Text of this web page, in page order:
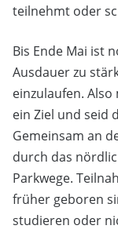
teilnehmt oder
Bis Ende Mai ist
Ausdauer zu
einzulaufen.
ein Ziel und seid
Gemeinsam an
durch das
Parkwege.
früher geboren
studieren oder